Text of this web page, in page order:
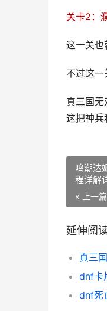
关卡2：
这一关也
不过这一
真三国无
这把神兵
鸣潮达
程详解
« 上一篇
延伸阅
dnf卡